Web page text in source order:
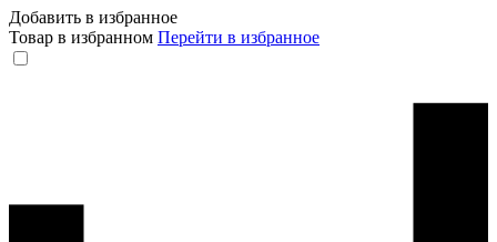
Добавить в избранное
Товар в избранном Перейти в избранное